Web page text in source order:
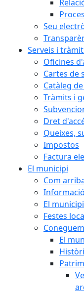
Seu
Serveis i
Oficines
Cartes de
Catàleg
Tràmits i
Dret
Queixes,
Impostos
Factura
El municipi
Com
El
Festes
El